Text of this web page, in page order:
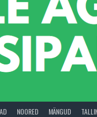
NOORED MÄNGUD